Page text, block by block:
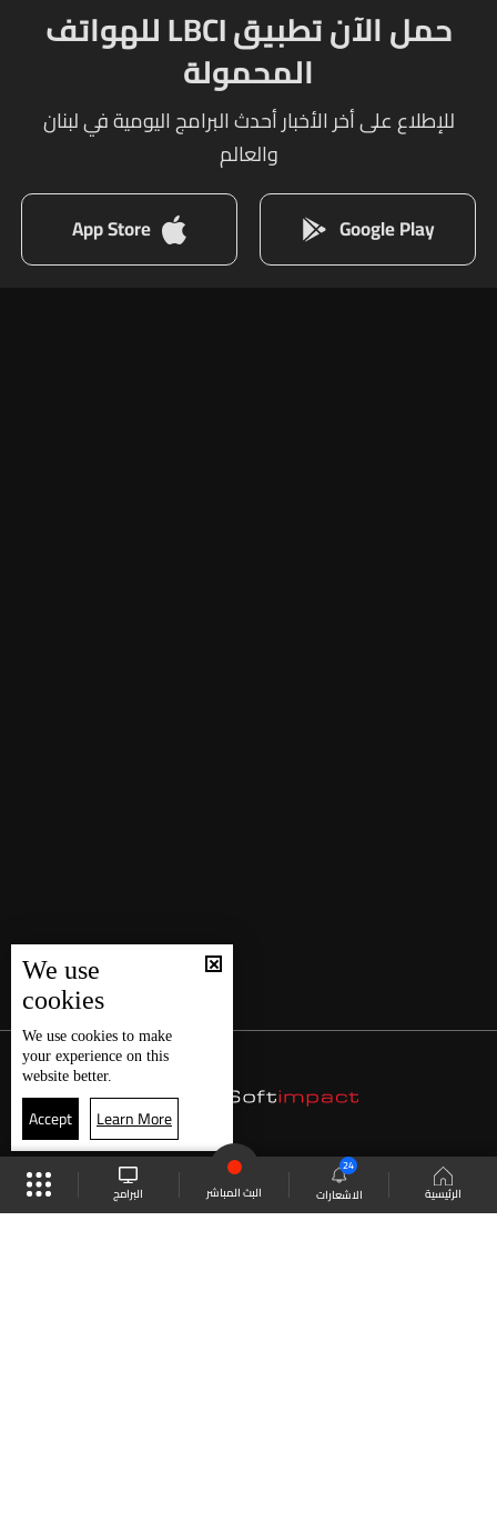
الرئيسية الاشعارات
24
البث المباشر البرامج
حمل الآن تطبيق LBCI للهواتف
المحمولة
للإطلاع على أخر الأخبار أحدث البرامج اليومية في لبنان
والعالم
Google Play
App Store
We use
cookies
We use cookies to make
your experience on this
website better.
Accept Learn More
موقع البرامج الجدول البث المباشر